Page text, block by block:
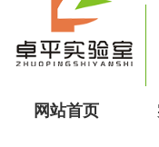
网站首页